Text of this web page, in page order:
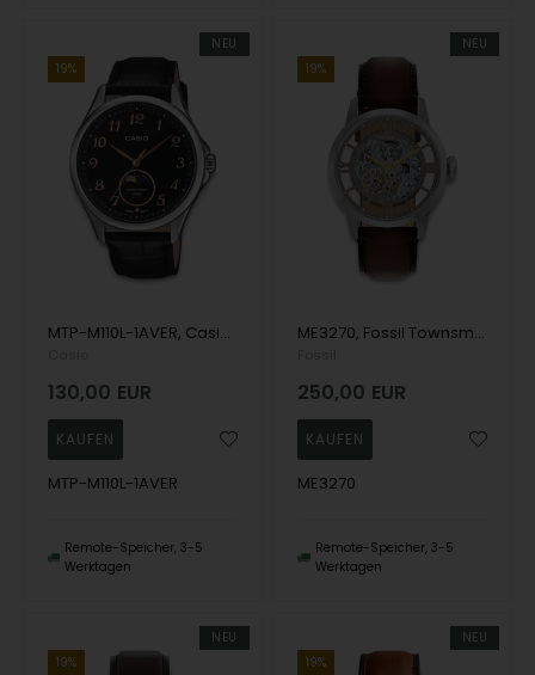
NEU
19%
MTP-M110L-1AVER, Casio Timeless MTP-M110L-1AVER Quartz Herre m/rem
130,00 EUR
MTP-M110L-1AVER
Remote-Speicher, 3-5
Werktagen
NEU
19%
ME3270, Fossil Townsman Automatik Herre m/rem
250,00 EUR
ME3270
Remote-Speicher, 3-5
Werktagen
NEU
19%
NEU
19%